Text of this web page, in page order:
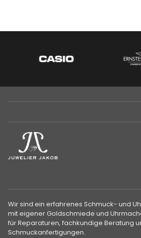
Wir sind ein erfahrenes Schmuck- und
mit eigener Goldschmiede und
für Reparaturen, fachkundige Beratung
Schmuckanfertigungen.